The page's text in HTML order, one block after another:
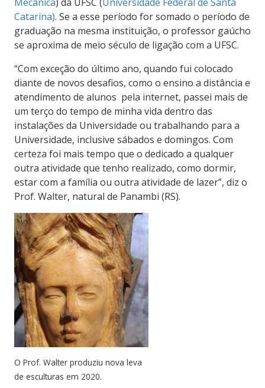
Catarina). Se a esse período for somado o período de
graduação na mesma instituição, o professor gaúcho
se aproxima de meio século de ligação com a UFSC.
“Com exceção do último ano, quando fui colocado
diante de novos desafios, como o ensino a distância e
atendimento de alunos pela internet, passei mais de
um terço do tempo de minha vida dentro das
instalações da Universidade ou trabalhando para a
Universidade, inclusive sábados e domingos. Com
certeza foi mais tempo que o dedicado a qualquer
outra atividade que tenho realizado, como dormir,
estar com a família ou outra atividade de lazer”, diz o
Prof. Walter, natural de Panambi (RS).
O Prof. Walter produziu nova leva
de esculturas em 2020.